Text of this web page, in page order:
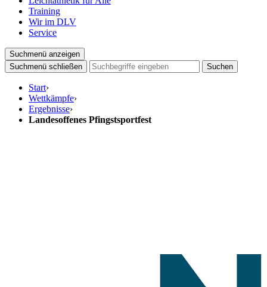
Training
Wir im DLV
Service
Suchmenü anzeigen
Suchmenü schließen
Suchen
Start›
Wettkämpfe›
Ergebnisse›
Landesoffenes Pfingstsportfest